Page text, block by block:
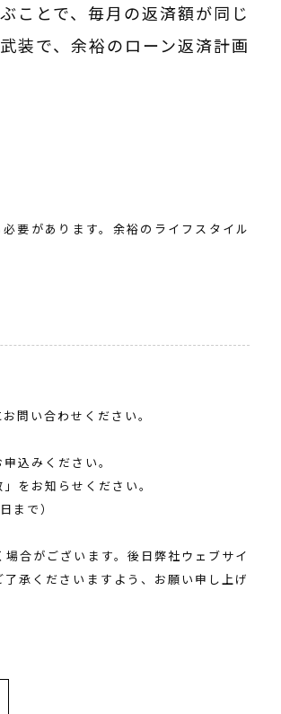
ことで、毎月の返済額が同じ
装で、余裕のローン返済計画
要があります。余裕のライフスタイル
問い合わせください。
込みください。
をお知らせください。
まで）
合がございます。後日弊社ウェブサイ
承くださいますよう、お願い申し上げ